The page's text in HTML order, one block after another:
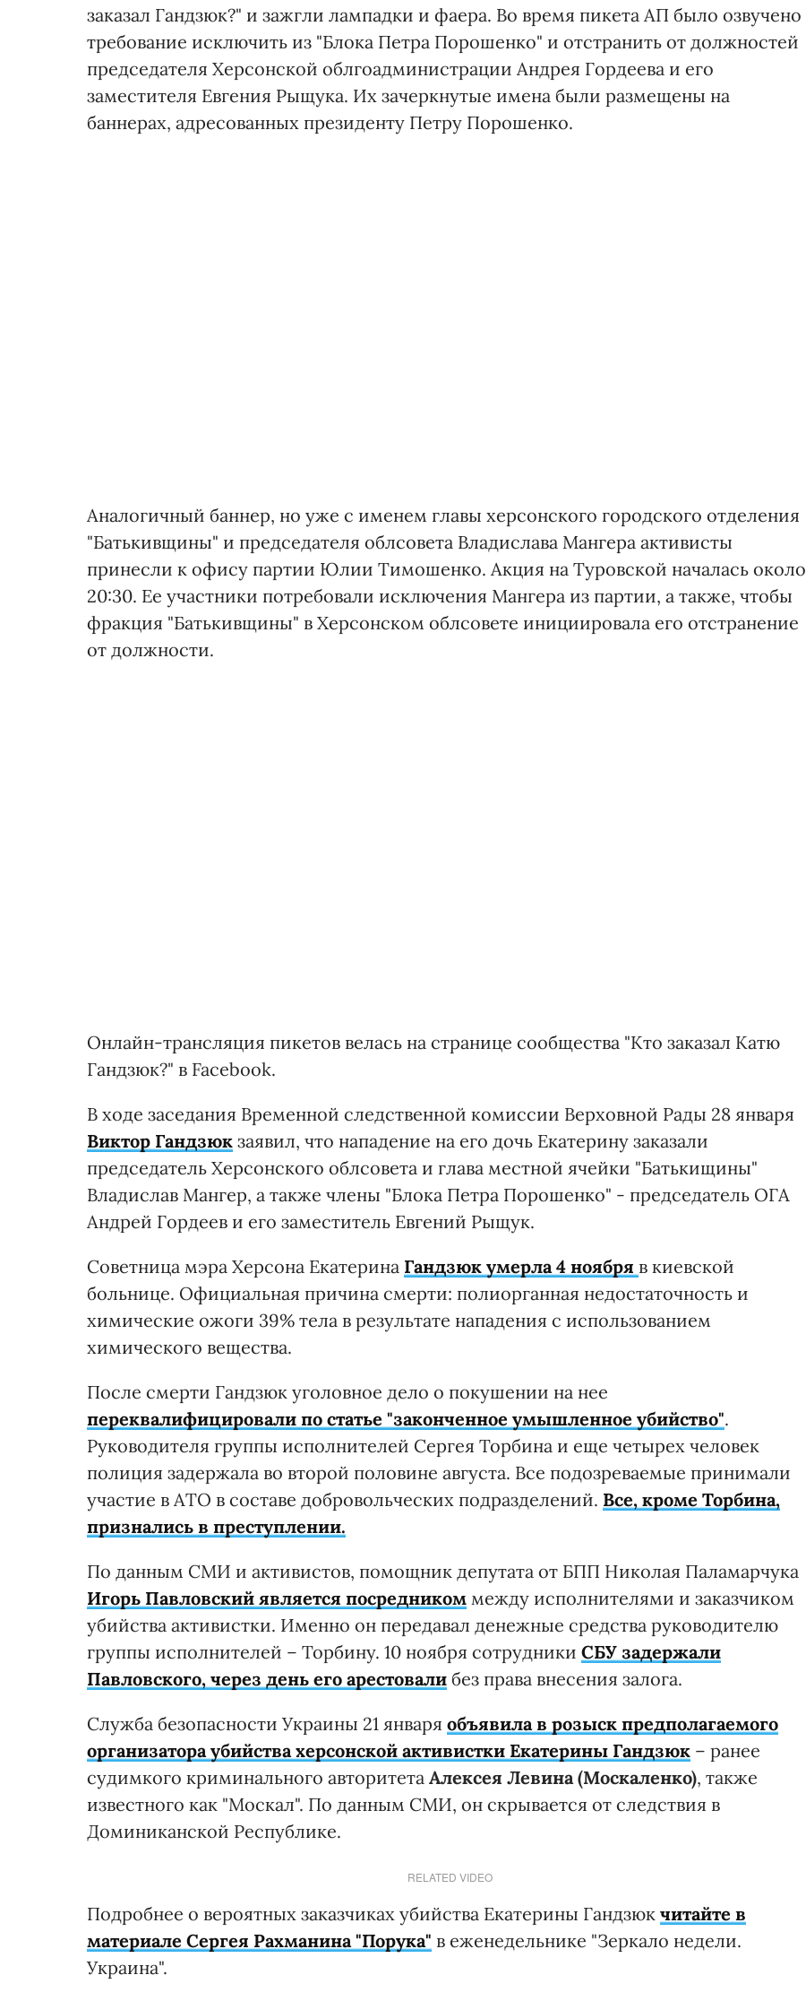
заказал Гандзюк?" и зажгли лампадки и фаера. Во время пикета АП было озвучено
требование исключить из "Блока Петра Порошенко" и отстранить от должностей
председателя Херсонской облгоадминистрации Андрея Гордеева и его
заместителя Евгения Рыщука. Их зачеркнутые имена были размещены на
баннерах, адресованных президенту Петру Порошенко.
Аналогичный баннер, но уже с именем главы херсонского городского отделения
"Батькивщины" и председателя облсовета Владислава Мангера активисты
принесли к офису партии Юлии Тимошенко. Акция на Туровской началась около
20:30. Ее участники потребовали исключения Мангера из партии, а также, чтобы
фракция "Батькивщины" в Херсонском облсовете инициировала его отстранение
от должности.
Онлайн-трансляция пикетов велась на странице сообщества "Кто заказал Катю
Гандзюк?" в Facebook.
В ходе заседания Временной следственной комиссии Верховной Рады 28 января
Виктор Гандзюк заявил, что нападение на его дочь Екатерину заказали
председатель Херсонского облсовета и глава местной ячейки "Батькищины"
Владислав Мангер, а также члены "Блока Петра Порошенко" - председатель ОГА
Андрей Гордеев и его заместитель Евгений Рыщук.
Советница мэра Херсона Екатерина Гандзюк умерла 4 ноября в киевской
больнице. Официальная причина смерти: полиорганная недостаточность и
химические ожоги 39% тела в результате нападения с использованием
химического вещества.
После смерти Гандзюк уголовное дело о покушении на нее
переквалифицировали по статье "законченное умышленное убийство".
Руководителя группы исполнителей Сергея Торбина и еще четырех человек
полиция задержала во второй половине августа. Все подозреваемые принимали
участие в АТО в составе добровольческих подразделений. Все, кроме Торбина,
признались в преступлении.
По данным СМИ и активистов, помощник депутата от БПП Николая Паламарчука
Игорь Павловский является посредником между исполнителями и заказчиком
убийства активистки. Именно он передавал денежные средства руководителю
группы исполнителей – Торбину. 10 ноября сотрудники СБУ задержали
Павловского, через день его арестовали без права внесения залога.
Служба безопасности Украины 21 января объявила в розыск предполагаемого
организатора убийства херсонской активистки Екатерины Гандзюк – ранее
судимкого криминального авторитета Алексея Левина (Москаленко), также
известного как "Москал". По данным СМИ, он скрывается от следствия в
Доминиканской Республике.
RELATED VIDEO
Подробнее о вероятных заказчиках убийства Екатерины Гандзюк читайте в
материале Сергея Рахманина "Порука" в еженедельнике "Зеркало недели.
Украина".